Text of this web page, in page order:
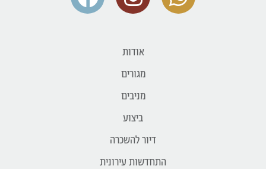
אודות
מגורים
מניבים
ביצוע
דיור להשכרה
התחדשות עירונית